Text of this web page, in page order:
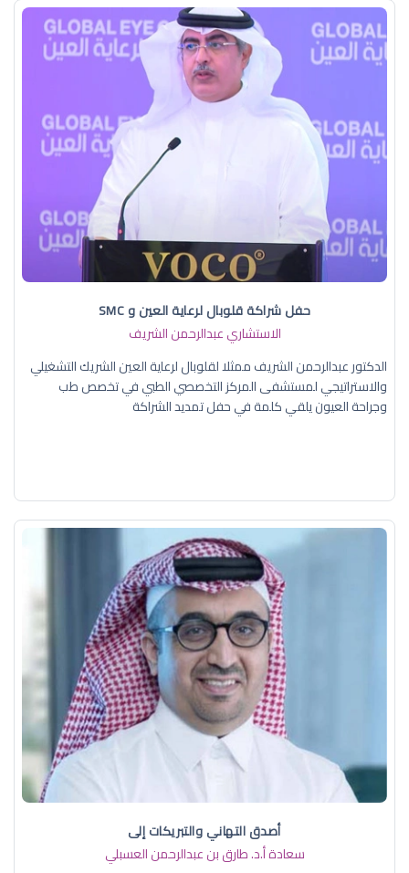
حفل شراكة قلوبال لرعاية العين و SMC
الاستشاري عبدالرحمن الشريف
الدكتور عبدالرحمن الشريف ممثلا لقلوبال لرعاية العين الشريك التشغيلي
والاستراتيجي لمستشفى المركز التخصصي الطبي في تخصص طب
وجراحة العيون يلقي كلمة في حفل تمديد الشراكة
أصدق التهاني والتبريكات إلى
سعادة أ.د. ​طارق بن عبدالرحمن العسبلي